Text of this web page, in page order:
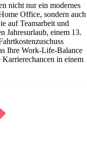
nicht nur ein modernes
Office, sondern auch
auf Teamarbeit und
Jahresurlaub, einem 13.
Ihre Work-Life-Balance
in einem